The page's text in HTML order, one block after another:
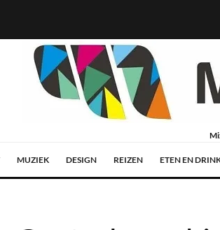
MUZIEK DESIGN REIZEN ETEN EN